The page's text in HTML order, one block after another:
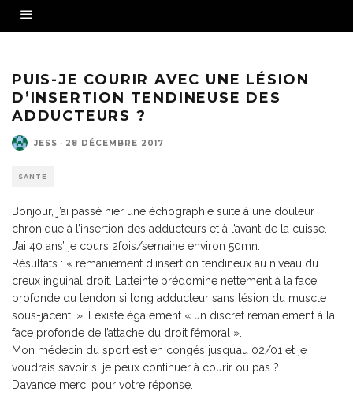
PUIS-JE COURIR AVEC UNE LÉSION
D’INSERTION TENDINEUSE DES
ADDUCTEURS ?
JESS · 28 DÉCEMBRE 2017
SANTÉ
Bonjour, j’ai passé hier une échographie suite à une douleur
chronique à l’insertion des adducteurs et à l’avant de la cuisse.
J’ai 40 ans’ je cours 2fois/semaine environ 50mn.
Résultats : « remaniement d’insertion tendineux au niveau du
creux inguinal droit. L’atteinte prédomine nettement à la face
profonde du tendon si long adducteur sans lésion du muscle
sous-jacent. » Il existe également « un discret remaniement à la
face profonde de l’attache du droit fémoral ».
Mon médecin du sport est en congés jusqu’au 02/01 et je
voudrais savoir si je peux continuer à courir ou pas ?
D’avance merci pour votre réponse.